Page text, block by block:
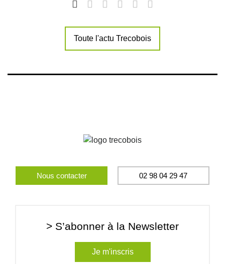
Toute l'actu Trecobois
Nous contacter 02 98 04 29 47
> S’abonner à la Newsletter
Je m'inscris